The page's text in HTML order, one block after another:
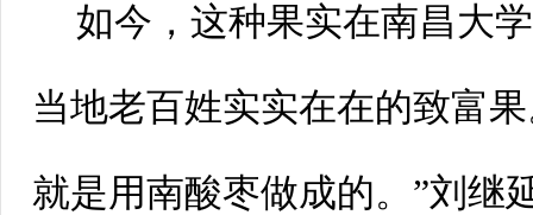
如今，这种果实在南昌大
当地老百姓实实在在的致富
就是用南酸枣做成的。”刘继